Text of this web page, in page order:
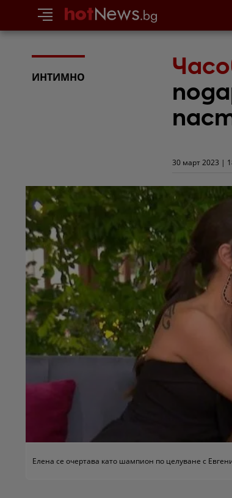
ИНТИМНО
30 март 2023 |
Елена се очертава като шампион по целуване с